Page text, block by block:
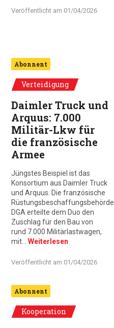
Veröffentlicht am 01/04/2026
Abonnent
Verteidigung
Daimler Truck und
Arquus: 7.000
Militär-Lkw für
die französische
Armee
Jüngstes Beispiel ist das
Konsortium aus Daimler Truck
und Arquus. Die französische
Rüstungsbeschaffungsbehörde
DGA erteilte dem Duo den
Zuschlag für den Bau von
rund 7.000 Militärlastwagen,
mit… Weiterlesen
Veröffentlicht am 01/04/2026
Abonnent
Kooperation